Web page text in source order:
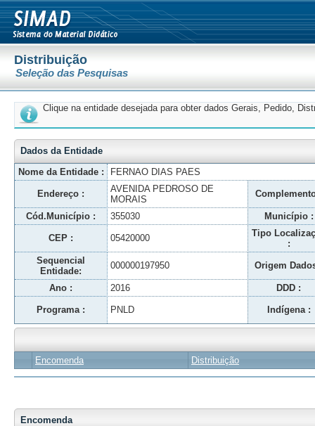
Distribuição
Seleção das Pesquisas
Clique na entidade desejada para obter dados Gerais, Pedido,
Dados da Entidade
Nome da Entidade :
FERNAO DIAS PAES
Endereço :
AVENIDA PEDROSO DE
MORAIS
Cód.Município : 355030 Município :
CEP : 05420000
Tipo
:
Sequencial
Entidade:
000000197950 Origem
Ano : 2016 DDD :
Programa : PNLD Indígena :
Encomenda Distribuição
Encomenda